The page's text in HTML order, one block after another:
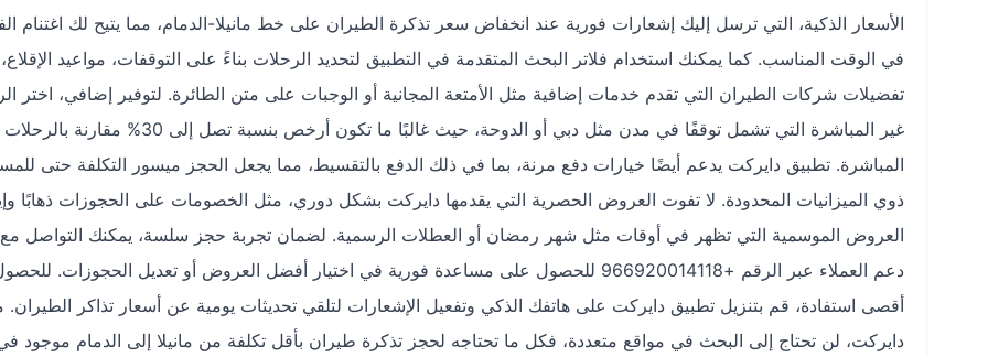
الأسعار الذكية، التي ترسل إليك إشعارات فورية عند انخفاض سعر تذكرة الطيران على خط مانيلا-الدمام، مما يتيح لك اغتنام
في الوقت المناسب. كما يمكنك استخدام فلاتر البحث المتقدمة في التطبيق لتحديد الرحلات بناءً على التوقفات، مواعيد
تفضيلات شركات الطيران التي تقدم خدمات إضافية مثل الأمتعة المجانية أو الوجبات على متن الطائرة. لتوفير إضافي، اختر
غير المباشرة التي تشمل توقفًا في مدن مثل دبي أو الدوحة، حيث غالبًا ما تكون أرخص بنسبة تصل إلى 30% مقارنة بالرحلات
المباشرة. تطبيق دايركت يدعم أيضًا خيارات دفع مرنة، بما في ذلك الدفع بالتقسيط، مما يجعل الحجز ميسور التكلفة حتى
ذوي الميزانيات المحدودة. لا تفوت العروض الحصرية التي يقدمها دايركت بشكل دوري، مثل الخصومات على الحجوزات ذهابًا
العروض الموسمية التي تظهر في أوقات مثل شهر رمضان أو العطلات الرسمية. لضمان تجربة حجز سلسة، يمكنك التواصل
دعم العملاء عبر الرقم +966920014118 للحصول على مساعدة فورية في اختيار أفضل العروض أو تعديل الحجوزات.
أقصى استفادة، قم بتنزيل تطبيق دايركت على هاتفك الذكي وتفعيل الإشعارات لتلقي تحديثات يومية عن أسعار تذاكر الطيران.
دايركت، لن تحتاج إلى البحث في مواقع متعددة، فكل ما تحتاجه لحجز تذكرة طيران بأقل تكلفة من مانيلا إلى الدمام موجود